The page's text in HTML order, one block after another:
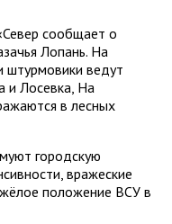
сообщает о
Лопань. На
штурмовики ведут
и Лосевка, На
в лесных
городскую
вражеские
положение ВСУ в